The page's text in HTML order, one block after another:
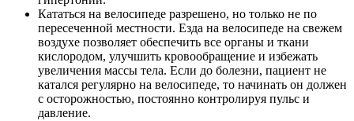
Кататься на велосипеде разрешено, но только не по
пересеченной местности. Езда на велосипеде на свежем
воздухе позволяет обеспечить все органы и ткани
кислородом, улучшить кровообращение и избежать
увеличения массы тела. Если до болезни, пациент не
катался регулярно на велосипеде, то начинать он должен
с осторожностью, постоянно контролируя пульс и
давление.